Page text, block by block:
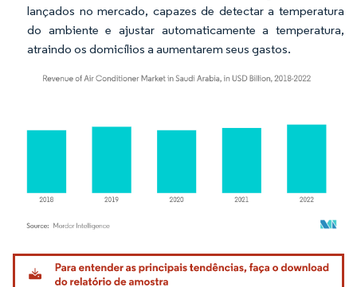
lançados no mercado, capazes de detectar a temperatura
do ambiente e ajustar automaticamente a temperatura,
atraindo os domicílios a aumentarem seus gastos.
Imagem © Mordor Intelligence. O reuso requer atribuição conforme CC BY 4.0.